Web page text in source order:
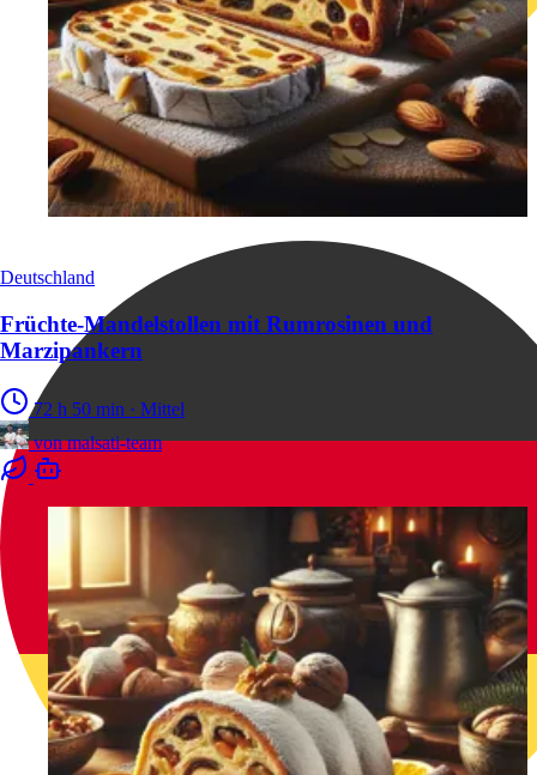
Deutschland
Früchte-Mandelstollen mit Rumrosinen und
Marzipankern
72 h 50 min · Mittel
von malsati-team